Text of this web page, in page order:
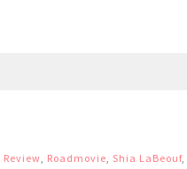
Review, Roadmovie, Shia LaBeouf,